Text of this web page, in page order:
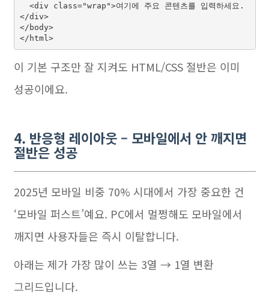
</div>
</body>
이 기본 구조만 잘 지켜도 HTML/CSS 절반은 이미
성공이에요.
4. 반응형 레이아웃 – 모바일에서 안 깨지면
절반은 성공
2025년 모바일 비중 70% 시대에서 가장 중요한 건
‘모바일 퍼스트’예요. PC에서 멀쩡해도 모바일에서
깨지면 사용자들은 즉시 이탈합니다.
아래는 제가 가장 많이 쓰는 3열 → 1열 변환
그리드입니다.